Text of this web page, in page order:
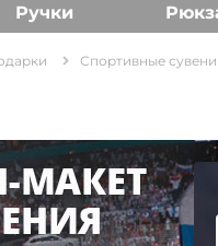
Ручки
Спортивные